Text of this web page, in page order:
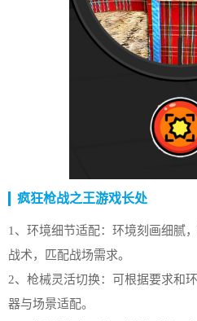
疯狂枪战之王游戏长处
1、环境细节适配：环境刻画细腻
战术，匹配战场需求。
2、枪械灵活切换：可根据要求和
器与场景适配。